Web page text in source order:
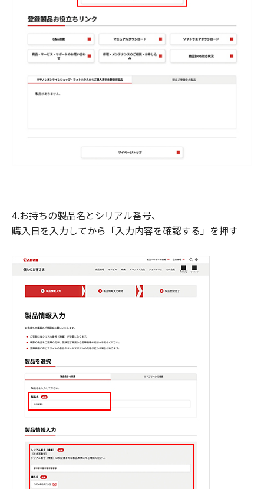
4.お持ちの製品名とシリアル番号、
購入日を入力してから「入力内容を確認する」を押す